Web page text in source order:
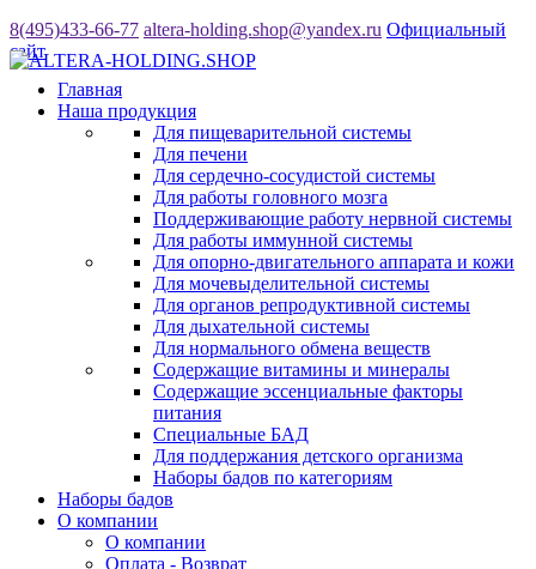
8(495)433-66-77 altera-holding.shop@yandex.ru Официальный
сайт
Главная
Наша продукция
Для пищеварительной системы
Для печени
Для сердечно-сосудистой системы
Для работы головного мозга
Поддерживающие работу нервной системы
Для работы иммунной системы
Для опорно-двигательного аппарата и кожи
Для мочевыделительной системы
Для органов репродуктивной системы
Для дыхательной системы
Для нормального обмена веществ
Содержащие витамины и минералы
Содержащие эссенциальные факторы
питания
Специальные БАД
Для поддержания детского организма
Наборы бадов по категориям
Наборы бадов
О компании
О компании
Оплата - Возврат